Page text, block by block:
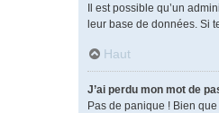
Il est possible qu’un
leur base de données. Si
Haut
J’ai perdu mon mot de
Pas de panique ! Bien